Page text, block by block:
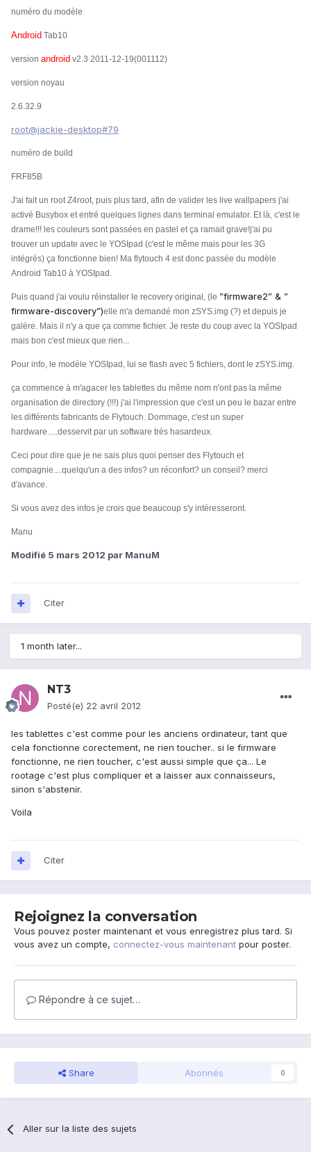
numéro du modèle
Android Tab10
version android v2.3 2011-12-19(001112)
version noyau
2.6.32.9
root@jackie-desktop#79
numéro de build
FRF85B
J'ai fait un root Z4root, puis plus tard, afin de valider les live wallpapers j'ai
activé Busybox et entré quelques lignes dans terminal emulator. Et là, c'est le
drame!!! les couleurs sont passées en pastel et ça ramait grave!j'ai pu
trouver un update avec le YOSIpad (c'est le même mais pour les 3G
intégrés) ça fonctionne bien! Ma flytouch 4 est donc passée du modèle
Android Tab10 à YOSIpad.
Puis quand j'ai voulu réinstaller le recovery original, (le ”firmware2” & ”
firmware-discovery”)elle m'a demandé mon zSYS.img (?) et depuis je
galère. Mais il n'y a que ça comme fichier. Je reste du coup avec la YOSIpad
mais bon c'est mieux que rien...
Pour info, le modèle YOSIpad, lui se flash avec 5 fichiers, dont le zSYS.img.
ça commence à m'agacer les tablettes du même nom n'ont pas la même
organisation de directory (!!!) j'ai l'impression que c'est un peu le bazar entre
les différents fabricants de Flytouch. Dommage, c'est un super
hardware.....desservit par un software très hasardeux.
Ceci pour dire que je ne sais plus quoi penser des Flytouch et
compagnie....quelqu'un a des infos? un réconfort? un conseil? merci
d'avance.
Si vous avez des infos je crois que beaucoup s'y intéresseront.
Manu
Modifié 5 mars 2012 par ManuM
Citer
1 month later...
NT3
Posté(e) 22 avril 2012
les tablettes c'est comme pour les anciens ordinateur, tant que
cela fonctionne corectement, ne rien toucher.. si le firmware
fonctionne, ne rien toucher, c'est aussi simple que ça... Le
rootage c'est plus compliquer et a laisser aux connaisseurs,
sinon s'abstenir.
Voila
Citer
Rejoignez la conversation
Vous pouvez poster maintenant et vous enregistrez plus tard. Si
vous avez un compte, connectez-vous maintenant pour poster.
Répondre à ce sujet…
Share Abonnés 0
Aller sur la liste des sujets